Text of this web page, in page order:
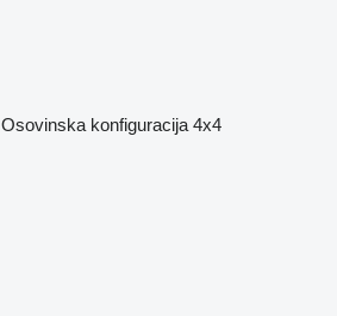
Osovinska konfiguracija 4x4